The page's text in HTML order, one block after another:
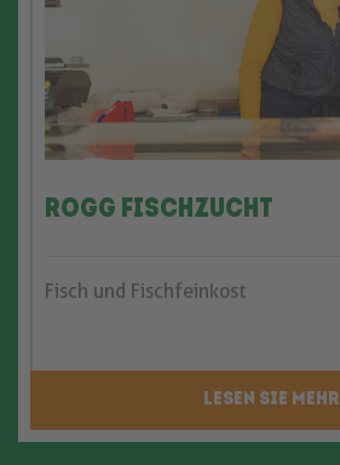
Rogg Fischzucht
Fisch und Fischfeinkost
LESEN SIE MEHR